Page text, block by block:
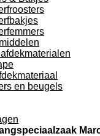
en beugels